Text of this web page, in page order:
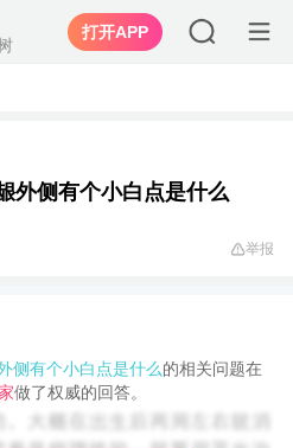
打开APP
外侧有个小白点是什么
举报
侧有个小白点是什么的相关问题在
做了权威的回答。